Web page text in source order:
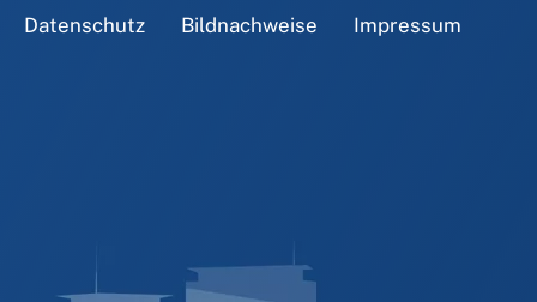
Datenschutz Bildnachweise Impressum